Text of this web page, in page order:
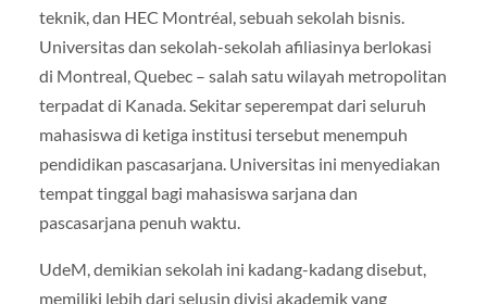
teknik, dan HEC Montréal, sebuah sekolah bisnis.
Universitas dan sekolah-sekolah afiliasinya berlokasi
di Montreal, Quebec – salah satu wilayah metropolitan
terpadat di Kanada. Sekitar seperempat dari seluruh
mahasiswa di ketiga institusi tersebut menempuh
pendidikan pascasarjana. Universitas ini menyediakan
tempat tinggal bagi mahasiswa sarjana dan
pascasarjana penuh waktu.
UdeM, demikian sekolah ini kadang-kadang disebut,
memiliki lebih dari selusin divisi akademik yang